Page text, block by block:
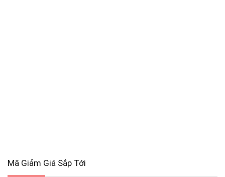
Mã Giảm Giá Sắp Tới